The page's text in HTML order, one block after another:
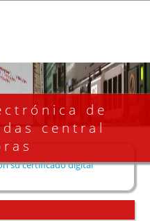
de
central
su certificado digital